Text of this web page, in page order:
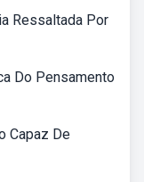
Ressaltada Por
Do Pensamento
Capaz De